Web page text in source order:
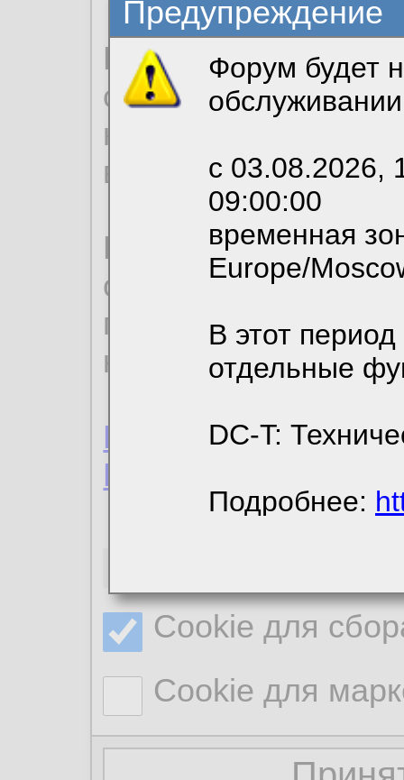
Предупреждение
Форум будет
с 03.08.2026,
09:00:00
временная
Europe/
В этот
отдельные
DC-T:
Подробнее:
Продолжая
согласие на
необходимых для
вы можете
По
ознакомиться с
пользовательским
Пользовательское
Политика
Cookie для
Cookie для